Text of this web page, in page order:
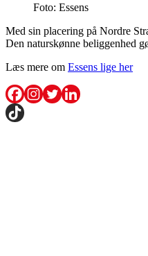
Foto: Essens
Med sin placering på Nordre
Den naturskønne beliggenhed
Læs mere om Essens lige her